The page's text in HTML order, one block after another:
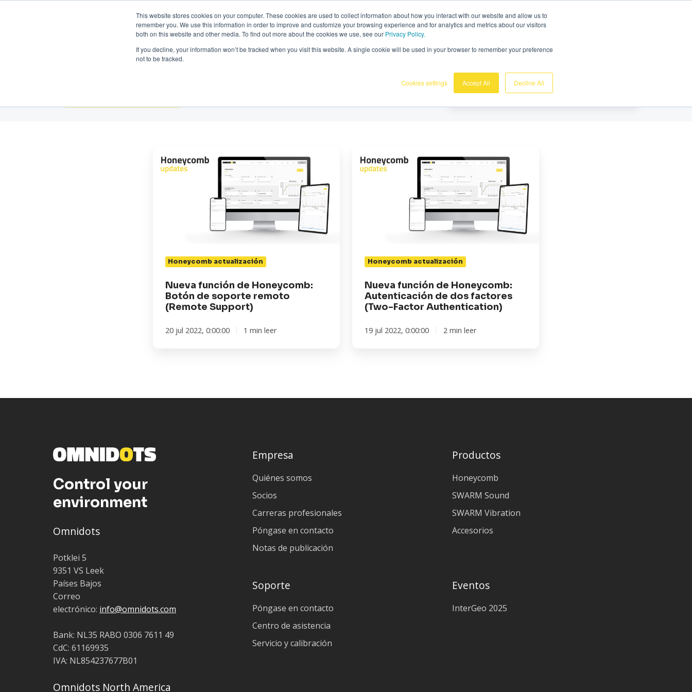
This website stores cookies on your computer. These cookies are used to collect information about how you interact with our website and allow us to
remember you. We use this information in order to improve and customize your browsing experience and for analytics and metrics about our visitors
both on this website and other media. To find out more about the cookies we use, see our Privacy Policy.
If you decline, your information won’t be tracked when you visit this website. A single cookie will be used in your browser to remember your preference
not to be tracked.
Cookies settings Accept All Decline All
Prenez contact avec nous :+31 85 0070336 | Omnidots dans les médias Demo Gratuite
Productos Clientes Base de conocimiento Sobre nosotros Soporte
función
(Remote
Support)
Honeycomb actualización
Nueva función de Honeycomb:
Botón de soporte remoto
(Remote Support)
20 jul 2022, 0:00:00 1 min leer
función
(Two-
Factor
Authentication)
Honeycomb actualización
Nueva función de Honeycomb:
Autenticación de dos factores
(Two-Factor Authentication)
19 jul 2022, 0:00:00 2 min leer
Control your
environment
Omnidots
Potklei 5
9351 VS Leek
Países Bajos
Correo
electrónico: info@omnidots.com
Bank: NL35 RABO 0306 7611 49
CdC: 61169935
IVA: NL854237677B01
Omnidots North America
Empresa
Quiénes somos
Socios
Carreras profesionales
Póngase en contacto
Notas de publicación
Productos
Honeycomb
SWARM Sound
SWARM Vibration
Accesorios
Soporte
Póngase en contacto
Centro de asistencia
Servicio y calibración
Eventos
InterGeo 2025